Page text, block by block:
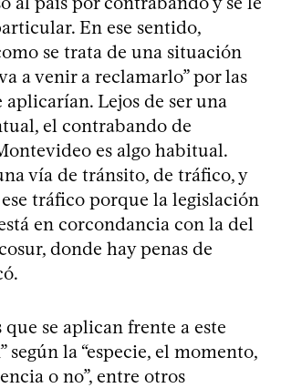
En ese sentido,
se trata de una situación
a venir a reclamarlo” por las
aplicarían. Lejos de ser una
el contrabando de
es algo habitual.
vía de tránsito, de tráfico, y
tráfico porque la legislación
en corcondancia con la del
donde hay penas de
que se aplican frente a este
según la “especie, el momento,
o no”, entre otros